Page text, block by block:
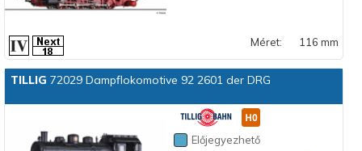
Méret: 116 mm
TILLIG 72029 Dampflokomotive 92 2601 der DRG
Előjegyezhető